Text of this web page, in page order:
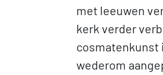
met leeuwen
kerk verder
cosmatenkunst
wederom